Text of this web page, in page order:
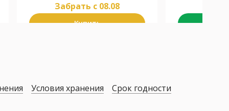
Забрать c 08.08
Купить
Условия хранения Срок годности